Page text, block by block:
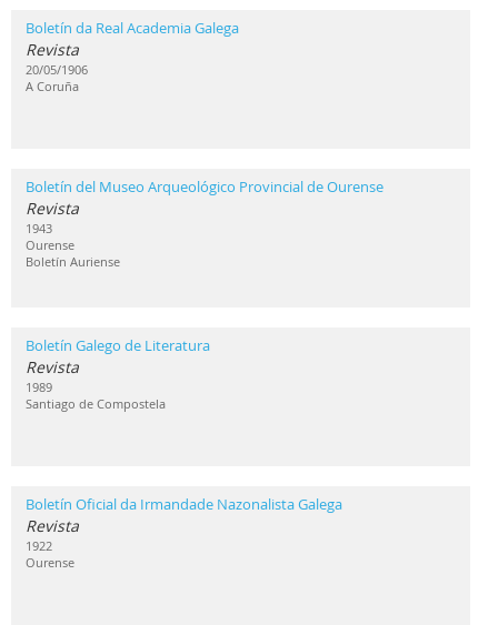
Boletín da Real Academia Galega
Revista
20/05/1906
A Coruña
Boletín del Museo Arqueológico Provincial de Ourense
Revista
1943
Ourense
Boletín Auriense
Boletín Galego de Literatura
Revista
1989
Santiago de Compostela
Boletín Oficial da Irmandade Nazonalista Galega
Revista
1922
Ourense